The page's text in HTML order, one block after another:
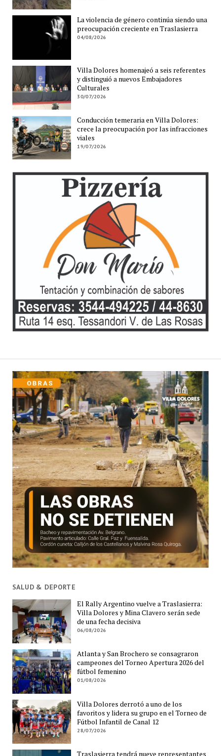
La violencia de género continúa siendo una
preocupación creciente en Traslasierra
04/08/2026
Villa Dolores homenajeó a seis referentes
y distinguió a nuevos Embajadores
Culturales
30/07/2026
Conducción temeraria en Villa Dolores:
crece la preocupación por las infracciones
viales
19/07/2026
SALUD & DEPORTE
El Rally Argentino vuelve a Traslasierra:
Villa Dolores y Mina Clavero serán sede
de una fecha decisiva
06/08/2026
Atlanta y San Brochero se consagraron
campeones del Torneo Apertura 2026 del
fútbol femenino
01/08/2026
Villa Dolores derrotó a uno de los
favoritos y lidera su grupo en el Torneo de
Fútbol Infantil de Canal 12
28/07/2026
Traslasierra tendrá nueve representantes